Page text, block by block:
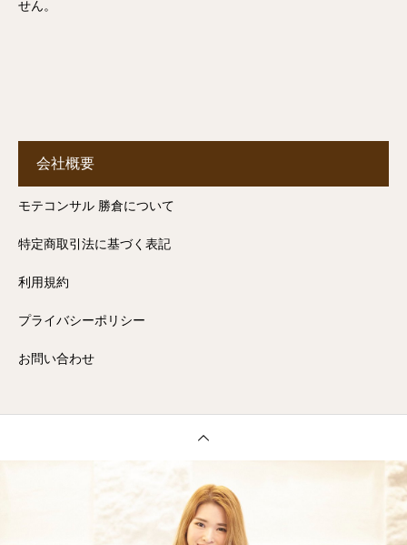
せん。
会社概要
モテコンサル 勝倉について
特定商取引法に基づく表記
利用規約
プライバシーポリシー
お問い合わせ